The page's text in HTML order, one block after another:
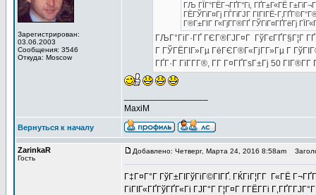
Зарегистрирован:
03.06.2003
Сообщения: 3546
Откуда: Moscow
ГЉ ГЇГ°ГЁГ¬ГҐГ°Гі, ГҐГ±Г«ГЁ
ГЁГЎГіГ¤Гј ГЃГіГЈГ ГІГІГЁ-
Г®Г±ГІГ Г«ГјГ­Г®ГҐ ГЎГіГ¤ГҐГёГј
ГЉГ°ГіГ·ГҐ ГЄГ®ГЈГ¤Г ГўГєГҐГ§Г¦Г
Г ГЎГЁГІГ»Гµ ГёГЄГ®Г«ГјГ­Г»Гµ Г
ГҐГ·Г ГїГ­Г­Г®, Г­Г Г¤ГҐГѕГ±Гј 50 ГІГ®Г­Г­
MaxiM
Вернуться к началу
ZarinkaR
Гость
Добавлено: Четверг, Марта 24, 2016 8:58am
Г‡Г¤Г°Г ГўГ±ГІГўГіГ©ГІГҐ. ГЌГіГ¦Г­Г Г«ГЁ
ГіГІГ«ГҐГўГҐГ«Гі ГЈГ°Г Г¦Г¤Г Г­ГЁГ­Гі